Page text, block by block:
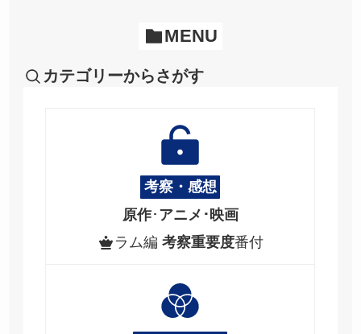
MENU
カテゴリーからさがす
考察・感想
原作･ アニメ･映画
ラム編 考察重要度番付